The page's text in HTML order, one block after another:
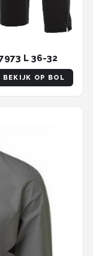
L 36-32
BEKIJK OP BOL